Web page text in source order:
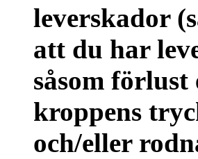
leverskador
att du har
såsom
kroppens
och/eller